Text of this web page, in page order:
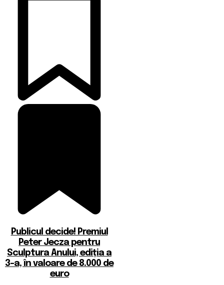
Publicul decide! Premiul
Peter Jecza pentru
Sculptura Anului, ediția a
3-a, în valoare de 8.000 de
euro